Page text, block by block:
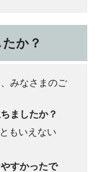
か？
みなさまのご
ましたか？
もいえない
すかったで